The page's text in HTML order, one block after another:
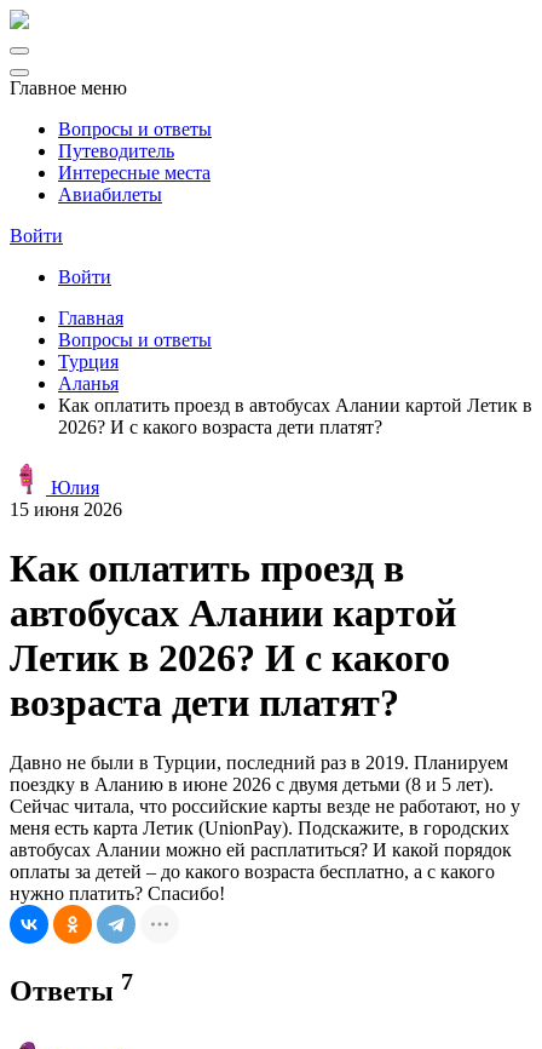
Главное меню
Вопросы и ответы
Путеводитель
Интересные места
Авиабилеты
Войти
Войти
Главная
Вопросы и ответы
Турция
Аланья
Как оплатить проезд в автобусах Алании картой Летик в
2026? И с какого возраста дети платят?
Юлия
15 июня 2026
Как оплатить проезд в
автобусах Алании картой
Летик в 2026? И с какого
возраста дети платят?
Давно не были в Турции, последний раз в 2019. Планируем
поездку в Аланию в июне 2026 с двумя детьми (8 и 5 лет).
Сейчас читала, что российские карты везде не работают, но у
меня есть карта Летик (UnionPay). Подскажите, в городских
автобусах Алании можно ей расплатиться? И какой порядок
оплаты за детей – до какого возраста бесплатно, а с какого
нужно платить? Спасибо!
Ответы 7